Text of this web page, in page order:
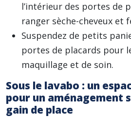
l’intérieur des portes de
ranger sèche-cheveux et
Suspendez de petits
portes de placards pour
maquillage et de soin.
Sous le lavabo : un
pour un aménagement
gain de place